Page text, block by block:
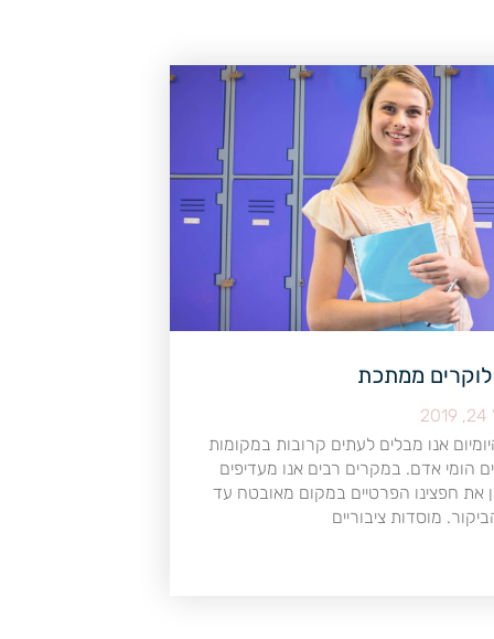
לוקרים ממתכת
אנו מבלים לעתים קרובות במקומות
הומי אדם. במקרים רבים אנו מעדיפים
את חפצינו הפרטיים במקום מאובטח עד
מוסדות ציבוריים